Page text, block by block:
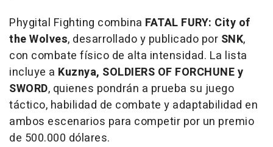
Phygital Fighting combina FATAL FURY: City of
the Wolves, desarrollado y publicado por SNK,
con combate físico de alta intensidad. La lista
incluye a Kuznya, SOLDIERS OF FORCHUNE y
SWORD, quienes pondrán a prueba su juego
táctico, habilidad de combate y adaptabilidad en
ambos escenarios para competir por un premio
de 500.000 dólares.